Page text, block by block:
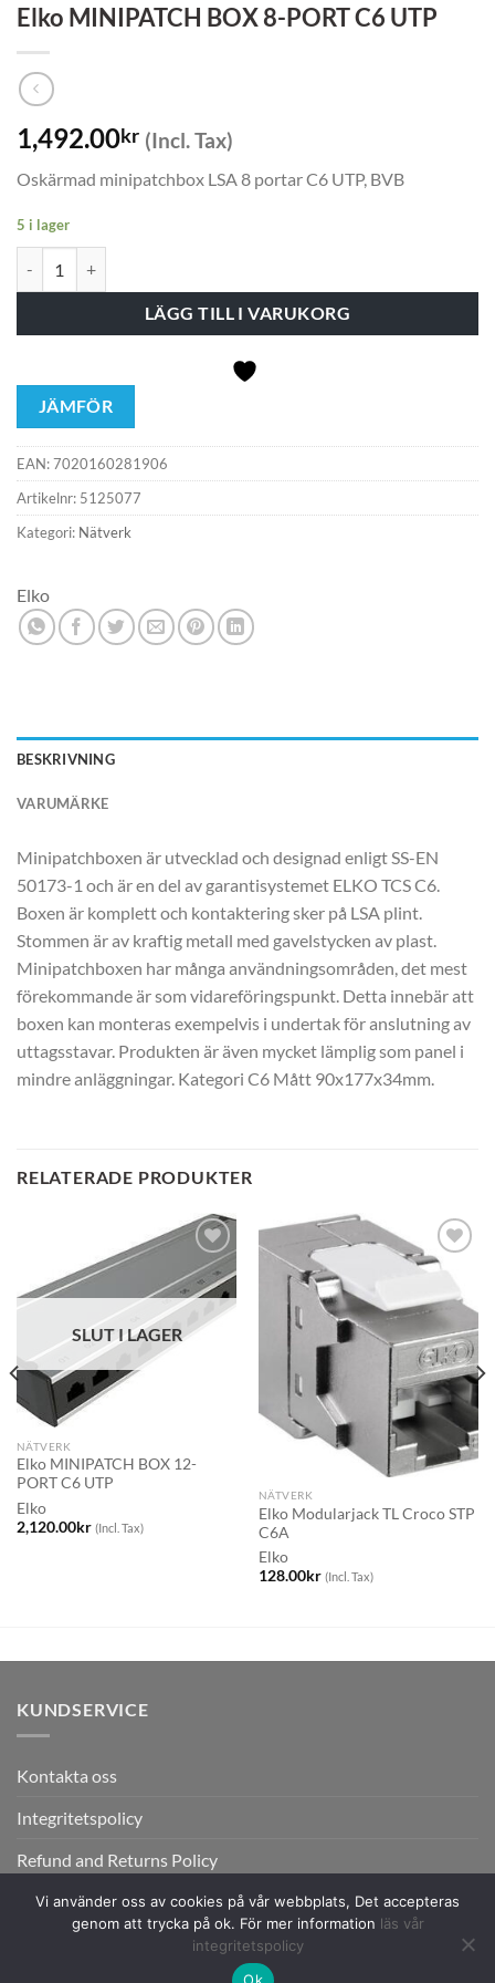
Elko MINIPATCH BOX 8-PORT C6 UTP
1,492.00kr (Incl. Tax)
Oskärmad minipatchbox LSA 8 portar C6 UTP, BVB
5 i lager
LÄGG TILL I VARUKORG
JÄMFÖR
EAN:7020160281906
Artikelnr: 5125077
Kategori: Nätverk
Elko
BESKRIVNING
VARUMÄRKE
Minipatchboxen är utvecklad och designad enligt SS-EN
50173-1 och är en del av garantisystemet ELKO TCS C6.
Boxen är komplett och kontaktering sker på LSA plint.
Stommen är av kraftig metall med gavelstycken av plast.
Minipatchboxen har många användningsområden, det mest
förekommande är som vidareföringspunkt. Detta innebär att
boxen kan monteras exempelvis i undertak för anslutning av
uttagsstavar. Produkten är även mycket lämplig som panel i
mindre anläggningar. Kategori C6 Mått 90x177x34mm.
RELATERADE PRODUKTER
SLUT I LAGER
NÄTVERK
Elko MINIPATCH BOX 12-
PORT C6 UTP
Elko
2,120.00kr (Incl. Tax)
NÄTVERK
Elko Modularjack TL Croco STP
C6A
Elko
128.00kr (Incl. Tax)
KUNDSERVICE
Kontakta oss
Integritetspolicy
Refund and Returns Policy
Vi använder oss av cookies på vår webbplats, Det accepteras
genom att trycka på ok. För mer information läs vår
integritetspolicy